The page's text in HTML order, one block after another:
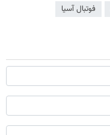
فوتبال آسیا